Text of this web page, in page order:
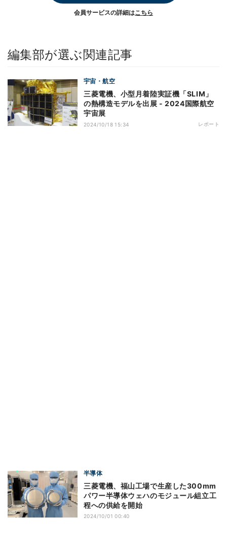
会員サービスの詳細はこちら
編集部が選ぶ関連記事
宇宙・航空
三菱電機、小型月着陸実証機「SLIM」
の熱構造モデルを出展 - 2024国際航空
宇宙展
2024/10/18 15:34 レポート
半導体
三菱電機、福山工場で生産した300mm
パワー半導体ウェハのモジュール組立工
程への供給を開始
2024/10/01 00:40